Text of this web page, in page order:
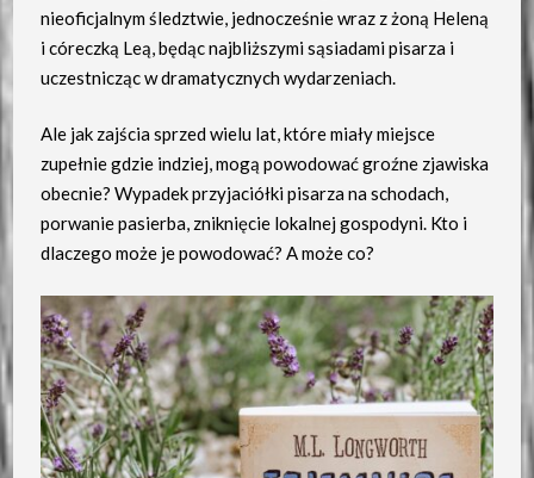
nieoficjalnym śledztwie, jednocześnie wraz z żoną Heleną
i córeczką Leą, będąc najbliższymi sąsiadami pisarza i
uczestnicząc w dramatycznych wydarzeniach.
Ale jak zajścia sprzed wielu lat, które miały miejsce
zupełnie gdzie indziej, mogą powodować groźne zjawiska
obecnie? Wypadek przyjaciółki pisarza na schodach,
porwanie pasierba, zniknięcie lokalnej gospodyni. Kto i
dlaczego może je powodować? A może co?